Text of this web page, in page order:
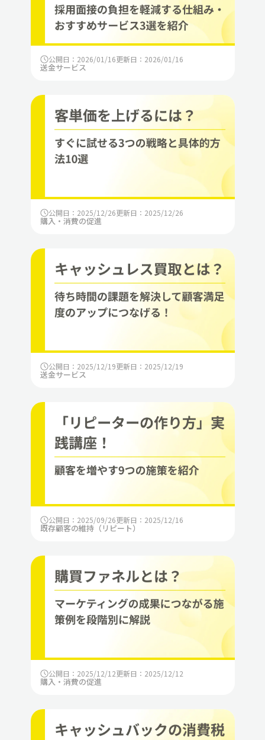
公開日：2026/01/16更新日：2026/01/16
送金サービス
公開日：2025/12/26更新日：2025/12/26
購入・消費の促進
公開日：2025/12/19更新日：2025/12/19
送金サービス
公開日：2025/09/26更新日：2025/12/16
既存顧客の維持（リピート）
公開日：2025/12/12更新日：2025/12/12
購入・消費の促進